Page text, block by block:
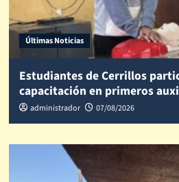
Últimas Noticias
Estudiantes de Cerrillos
capacitación en primeros
administrador 07/08/2026